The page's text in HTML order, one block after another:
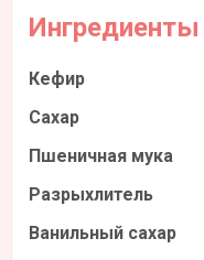
Ингредиенты
Кефир
Сахар
Пшеничная мука
Разрыхлитель
Ванильный сахар